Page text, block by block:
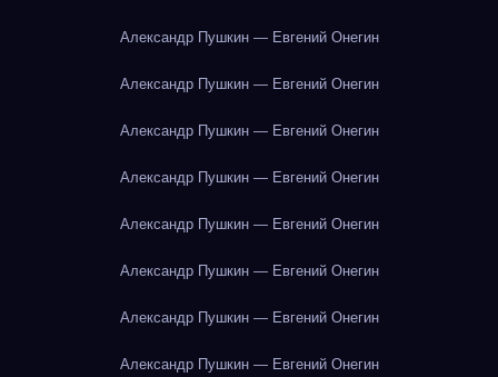
Александр Пушкин — Евгений Онегин
Александр Пушкин — Евгений Онегин
Александр Пушкин — Евгений Онегин
Александр Пушкин — Евгений Онегин
Александр Пушкин — Евгений Онегин
Александр Пушкин — Евгений Онегин
Александр Пушкин — Евгений Онегин
Александр Пушкин — Евгений Онегин